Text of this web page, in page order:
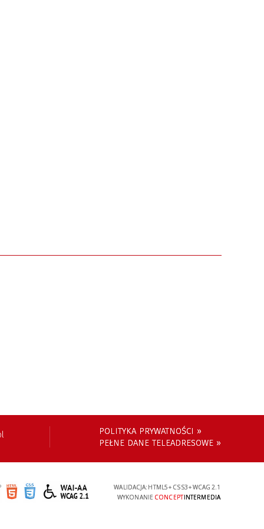
POLITYKA PRYWATNOŚCI »
PEŁNE DANE TELEADRESOWE »
WALIDACJA: HTML5+ CSS3+WCAG 2.1
WYKONANIE CONCEPTINTERMEDIA